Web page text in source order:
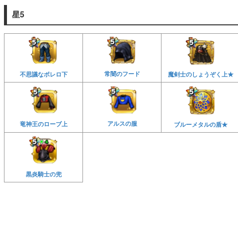
星5
不思議なボレロ下 常闇のフード 魔剣士のしょうぞく上★
竜神王のローブ上 アルスの服 ブルーメタルの盾★
黒炎騎士の兜